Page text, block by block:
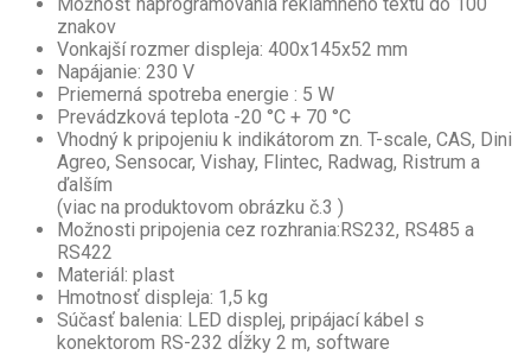
znakov
Vonkajší rozmer displeja: 400x145x52 mm
Napájanie: 230 V
Priemerná spotreba energie : 5 W
Prevádzková teplota -20 °C + 70 °C
Vhodný k pripojeniu k indikátorom zn. T-scale, CAS, Dini
Agreo, Sensocar, Vishay, Flintec, Radwag, Ristrum a
ďalším
(viac na produktovom obrázku č.3 )
Možnosti pripojenia cez rozhrania:RS232, RS485 a
RS422
Materiál: plast
Hmotnosť displeja: 1,5 kg
Súčasť balenia: LED displej, pripájací kábel s
konektorom RS-232 dĺžky 2 m, software